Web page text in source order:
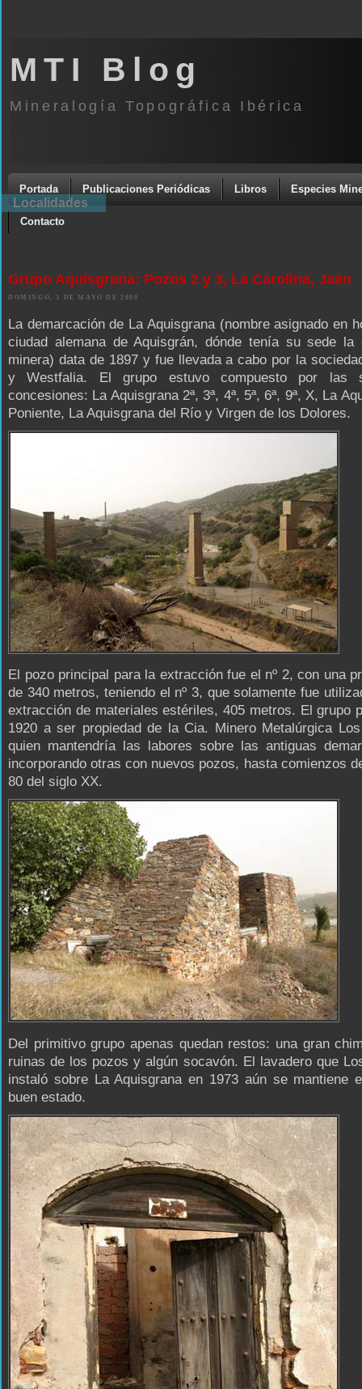
MTI Blog
Mineralogía Topográfica Ibérica
Portada Publicaciones Periódicas Libros Especies
Contacto
Grupo Aquisgrana: Pozos 2 y 3, La Carolina, Jaén
DOMINGO, 3 DE MAYO DE 2009
La demarcación de La Aquisgrana (nombre asignado en
ciudad alemana de Aquisgrán, dónde tenía su sede la
minera) data de 1897 y fue llevada a cabo por la
y Westfalia. El grupo estuvo compuesto por las
concesiones: La Aquisgrana 2ª, 3ª, 4ª, 5ª, 6ª, 9ª, X, La
Poniente, La Aquisgrana del Río y Virgen de los Dolores.
El pozo principal para la extracción fue el nº 2, con una
de 340 metros, teniendo el nº 3, que solamente fue
extracción de materiales estériles, 405 metros. El grupo
1920 a ser propiedad de la Cia. Minero Metalúrgica
quien mantendría las labores sobre las antiguas
incorporando otras con nuevos pozos, hasta comienzos
80 del siglo XX.
Del primitivo grupo apenas quedan restos: una gran
ruinas de los pozos y algún socavón. El lavadero que
instaló sobre La Aquisgrana en 1973 aún se mantiene
buen estado.
Localidades